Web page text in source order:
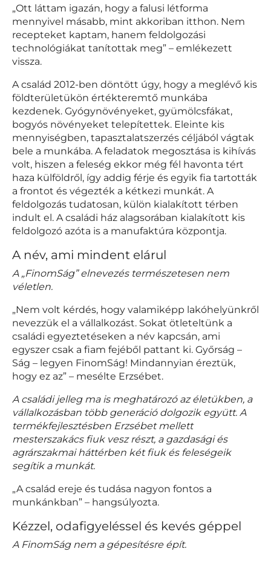
„Ott láttam igazán, hogy a falusi létforma
mennyivel másabb, mint akkoriban itthon. Nem
recepteket kaptam, hanem feldolgozási
technológiákat tanítottak meg” – emlékezett
vissza.
A család 2012-ben döntött úgy, hogy a meglévő kis
földterületükön értékteremtő munkába
kezdenek. Gyógynövényeket, gyümölcsfákat,
bogyós növényeket telepítettek. Eleinte kis
mennyiségben, tapasztalatszerzés céljából vágtak
bele a munkába. A feladatok megosztása is kihívás
volt, hiszen a feleség ekkor még fél havonta tért
haza külföldről, így addig férje és egyik fia tartották
a frontot és végezték a kétkezi munkát. A
feldolgozás tudatosan, külön kialakított térben
indult el. A családi ház alagsorában kialakított kis
feldolgozó azóta is a manufaktúra központja.
A név, ami mindent elárul
A „FinomSág” elnevezés természetesen nem
véletlen.
„Nem volt kérdés, hogy valamiképp lakóhelyünkről
nevezzük el a vállalkozást. Sokat ötleteltünk a
családi egyeztetéseken a név kapcsán, ami
egyszer csak a fiam fejéből pattant ki. Győrság –
Ság – legyen FinomSág! Mindannyian éreztük,
hogy ez az” – mesélte Erzsébet.
A családi jelleg ma is meghatározó az életükben, a
vállalkozásban több generáció dolgozik együtt. A
termékfejlesztésben Erzsébet mellett
mesterszakács fiuk vesz részt, a gazdasági és
agrárszakmai háttérben két fiuk és feleségeik
segítik a munkát.
„A család ereje és tudása nagyon fontos a
munkánkban” – hangsúlyozta.
Kézzel, odafigyeléssel és kevés géppel
A FinomSág nem a gépesítésre épít.